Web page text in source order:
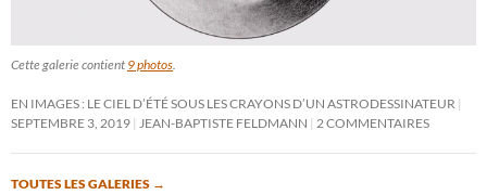
Cette galerie contient 9 photos
EN IMAGES : LE CIEL D’ÉTÉ SOUS LES CRAYONS D’UN ASTRODESSINATEUR
SEPTEMBRE 3, 2019
JEAN-BAPTISTE FELDMANN 2 COMMENTAIRES
TOUTES LES GALERIES →